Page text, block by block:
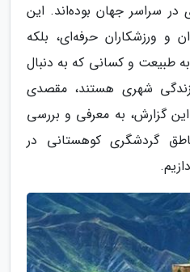
سراسر جهان بوده‌اند. این
و ورزشکاران حرفه‌ای، بلکه
به طبیعت و کسانی که به دنبال
شهری هستند، مقصدی
گزارش، به معرفی و بررسی
گردشگری کوهستانی در